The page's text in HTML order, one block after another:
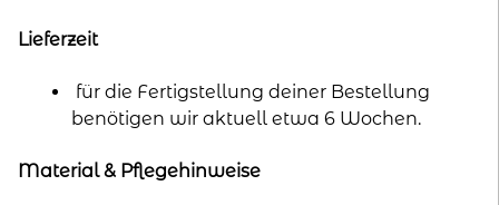
Lieferzeit
für die Fertigstellung deiner Bestellung
benötigen wir aktuell etwa 6 Wochen.
Material & Pflegehinweise